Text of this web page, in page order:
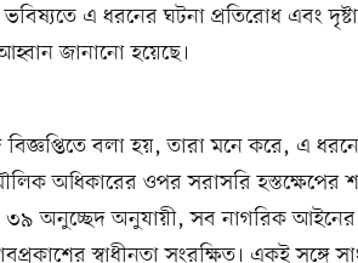
এ ধরনের ঘটনা প্রতিরোধ এবং
জানানো হয়েছে।
বলা হয়, তারা মনে করে, এ
অধিকারের ওপর সরাসরি হস্তক্ষেপের
৩৯ অনুচ্ছেদ অনুযায়ী, সব নাগরিক আইনের
স্বাধীনতা সংরক্ষিত। একই সঙ্গে